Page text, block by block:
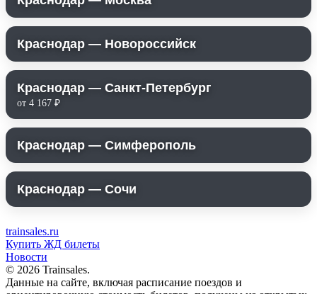
Краснодар — Новороссийск
Краснодар — Санкт-Петербург
от 4 167 ₽
Краснодар — Симферополь
Краснодар — Сочи
trainsales.ru
Купить ЖД билеты
Новости
© 2026 Trainsales.
Данные на сайте, включая расписание поездов и